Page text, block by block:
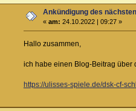
Ankündigung des
«am: 24.10.2022 | 09:27 »
Hallo zusammen,
ich habe einen Blog-Beitrag über
https://ulisses-spiele.de/dsk-cf-